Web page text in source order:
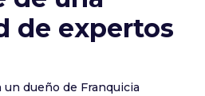
de expertos
dueño de Franquicia